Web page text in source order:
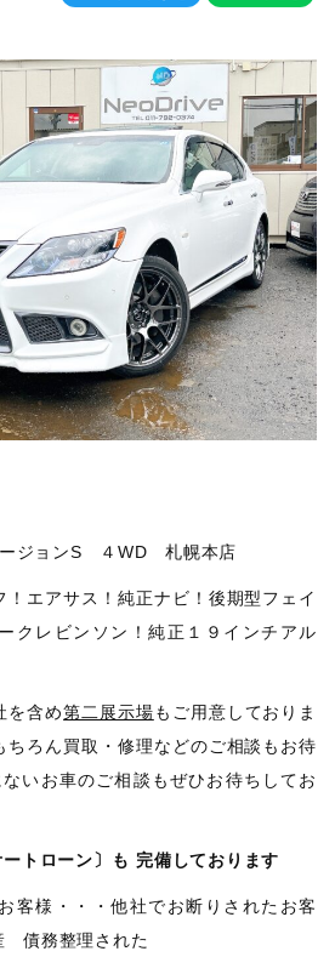
ジョンS ４WD 札幌本店
！エアサス！純正ナビ！後期型フェイ
クレビンソン！純正１９インチアル
を含め第二展示場もご用意しておりま
ちろん買取・修理などのご相談もお待
いお車のご相談もぜひお待ちしてお
トローン〕も 完備しております
客様・・・他社でお断りされたお客
債務整理された